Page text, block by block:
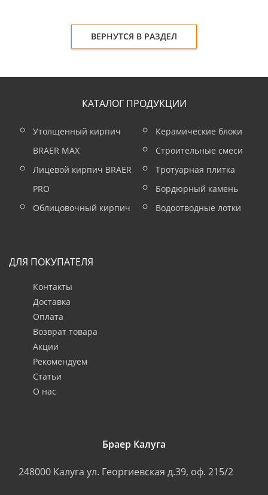
ВЕРНУТСЯ В РАЗДЕЛ
КАТАЛОГ ПРОДУКЦИИ
Утолщенный кирпич
BRAER MAX
Лицевой кирпич BRAER
PRO
Облицовочный кирпич
Керамические блоки
Строительные смеси
Тротуарная плитка
Бордюрный камень
Водоотводные лотки
ДЛЯ ПОКУПАТЕЛЯ
Контакты
Доставка
Оплата
Возврат товара
Акции
Рекомендуем
Статьи
О нас
Браер Калуга
248000 Калуга ул. Георгиевская д.39, оф. 215/2